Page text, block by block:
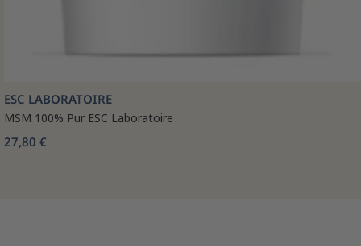
ESC LABORATOIRE
MSM 100% Pur ESC Laboratoire
27,80 €